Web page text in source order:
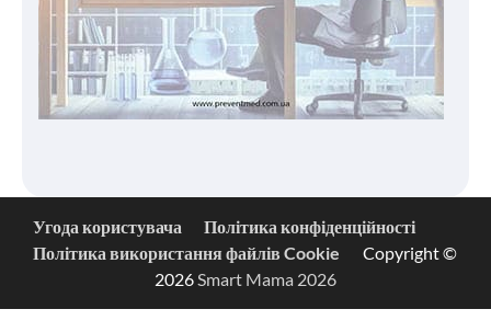
Угода користувача
Політика конфіденційності
Політика використання файлів Cookie
Copyright ©
2026 Smart Mama 2026